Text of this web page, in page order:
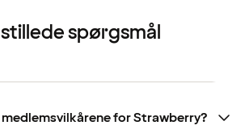
spørgsmål
for Strawberry?